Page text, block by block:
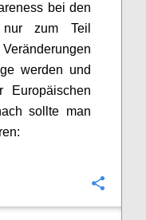
bei den
nur zum Teil
werden und
Europäischen
sollte man